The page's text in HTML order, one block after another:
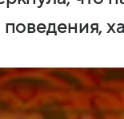
поведения,